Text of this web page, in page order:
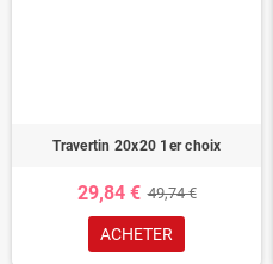
Travertin 20x20 1er choix
29,84 € 49,74 €
ACHETER